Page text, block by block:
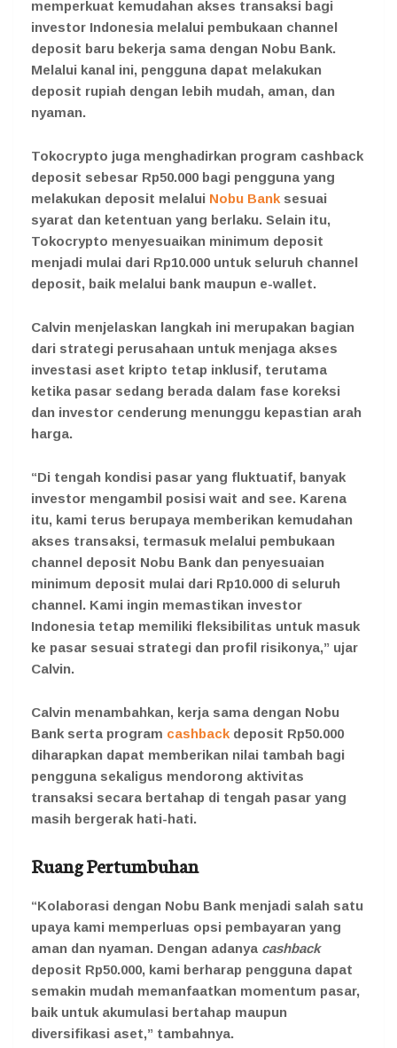
memperkuat kemudahan akses transaksi bagi
investor Indonesia melalui pembukaan channel
deposit baru bekerja sama dengan Nobu Bank.
Melalui kanal ini, pengguna dapat melakukan
deposit rupiah dengan lebih mudah, aman, dan
nyaman.
Tokocrypto juga menghadirkan program cashback
deposit sebesar Rp50.000 bagi pengguna yang
melakukan deposit melalui Nobu Bank sesuai
syarat dan ketentuan yang berlaku. Selain itu,
Tokocrypto menyesuaikan minimum deposit
menjadi mulai dari Rp10.000 untuk seluruh channel
deposit, baik melalui bank maupun e-wallet.
Calvin menjelaskan langkah ini merupakan bagian
dari strategi perusahaan untuk menjaga akses
investasi aset kripto tetap inklusif, terutama
ketika pasar sedang berada dalam fase koreksi
dan investor cenderung menunggu kepastian arah
harga.
“Di tengah kondisi pasar yang fluktuatif, banyak
investor mengambil posisi wait and see. Karena
itu, kami terus berupaya memberikan kemudahan
akses transaksi, termasuk melalui pembukaan
channel deposit Nobu Bank dan penyesuaian
minimum deposit mulai dari Rp10.000 di seluruh
channel. Kami ingin memastikan investor
Indonesia tetap memiliki fleksibilitas untuk masuk
ke pasar sesuai strategi dan profil risikonya,” ujar
Calvin.
Calvin menambahkan, kerja sama dengan Nobu
Bank serta program cashback deposit Rp50.000
diharapkan dapat memberikan nilai tambah bagi
pengguna sekaligus mendorong aktivitas
transaksi secara bertahap di tengah pasar yang
masih bergerak hati-hati.
Ruang Pertumbuhan
“Kolaborasi dengan Nobu Bank menjadi salah satu
upaya kami memperluas opsi pembayaran yang
aman dan nyaman. Dengan adanya cashback
deposit Rp50.000, kami berharap pengguna dapat
semakin mudah memanfaatkan momentum pasar,
baik untuk akumulasi bertahap maupun
diversifikasi aset,” tambahnya.